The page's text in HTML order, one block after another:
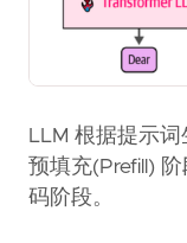
LLM 根据提示
预填充(Prefill)
码阶段。